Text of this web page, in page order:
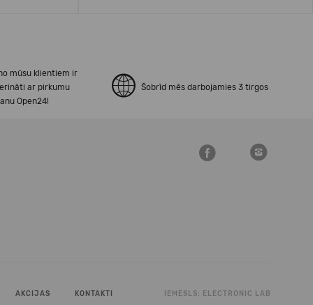
mūsu klientiem ir
ar pirkumu
Open24!
Šobrīd mēs darbojamies 3 tirgos
AKCIJAS KONTAKTI IEMESLS: ELECTRONIC LAB